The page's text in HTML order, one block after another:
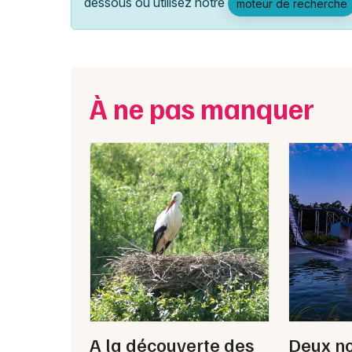
moteur de recherche
À ne pas manquer
A la découverte des
Deux